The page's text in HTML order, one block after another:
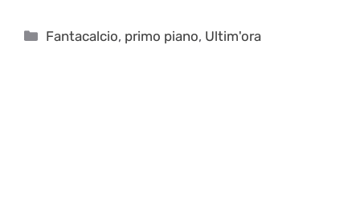
Categorie
Fantacalcio, primo piano, Ultim'ora